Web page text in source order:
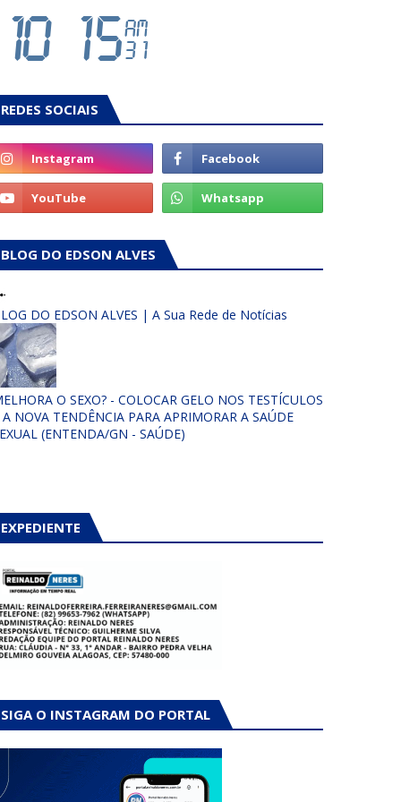
REDES SOCIAIS
BLOG DO EDSON ALVES
DO EDSON ALVES | A Sua Rede de Notícias
O SEXO? - COLOCAR GELO NOS TESTÍCULOS
A NOVA TENDÊNCIA PARA APRIMORAR A SAÚDE
(ENTENDA/GN - SAÚDE)
EXPEDIENTE
SIGA O INSTAGRAM DO PORTAL